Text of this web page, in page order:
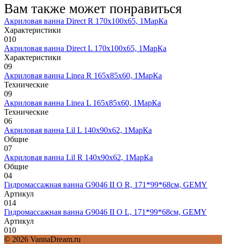
Вам также может понравиться
Акриловая ванна Direct R 170х100х65, 1МарКа
Характеристики
010
Акриловая ванна Direct L 170х100х65, 1МарКа
Характеристики
09
Акриловая ванна Linea R 165х85х60, 1МарКа
Технические
09
Акриловая ванна Linea L 165х85х60, 1МарКа
Технические
06
Акриловая ванна Lil L 140х90х62, 1МарКа
Общие
07
Акриловая ванна Lil R 140х90х62, 1МарКа
Общие
04
Гидромассажная ванна G9046 II O R, 171*99*68см, GEMY
Артикул
014
Гидромассажная ванна G9046 II O L, 171*99*68см, GEMY
Артикул
010
© 2026 VannaDream.ru